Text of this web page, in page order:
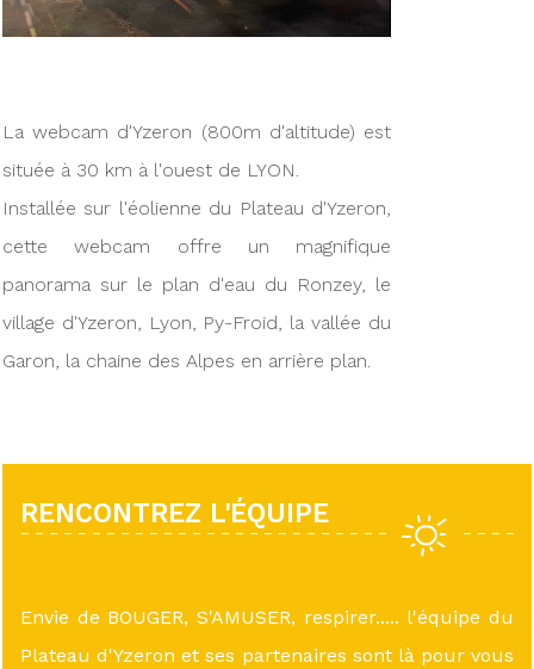
La webcam d'Yzeron (800m d'altitude) est
située à 30 km à l'ouest de LYON.
Installée sur l'éolienne du Plateau d'Yzeron,
cette webcam offre un magnifique
panorama sur le plan d'eau du Ronzey, le
village d'Yzeron, Lyon, Py-Froid, la vallée du
Garon, la chaine des Alpes en arrière plan.
RENCONTREZ L'ÉQUIPE
Envie de BOUGER, S'AMUSER, respirer..... l'équipe du
Plateau d'Yzeron et ses partenaires sont là pour vous